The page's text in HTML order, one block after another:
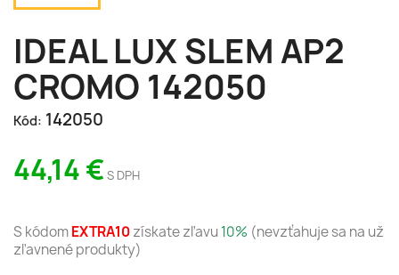
IDEAL LUX SLEM AP2
CROMO 142050
Kód: 142050
44,14 €S DPH
S kódomEXTRA10získate zľavu10% (nevzťahuje sa na už
zľavnené produkty)